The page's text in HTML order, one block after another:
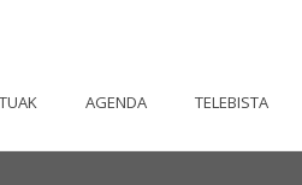
AGENDA TELEBISTA